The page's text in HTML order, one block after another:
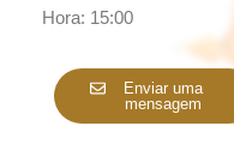
Hora: 15:00
Enviar uma
mensagem